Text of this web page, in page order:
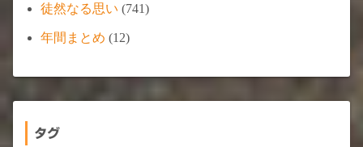
徒然なる思い (741)
年間まとめ (12)
タグ